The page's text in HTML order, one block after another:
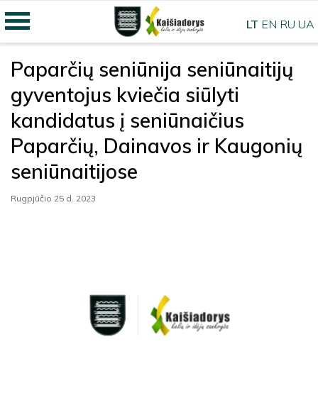
Paparčių seniūnija seniūnaitijų
gyventojus kviečia siūlyti
kandidatus į seniūnaičius
Paparčių, Dainavos ir Kaugonių
seniūnaitijose
Rugpjūčio 25 d. 2023
LT EN RU UA